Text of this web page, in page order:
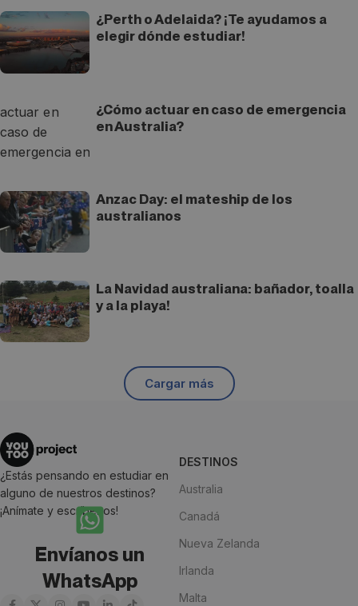
¿Perth o Adelaida? ¡Te ayudamos a
elegir dónde estudiar!
¿Cómo actuar en caso de emergencia
en Australia?
Anzac Day: el mateship de los
australianos
La Navidad australiana: bañador, toalla
y a la playa!
Cargar más
¿Estás pensando en estudiar en
alguno de nuestros destinos?
¡Anímate y escríbenos!
Envíanos un
WhatsApp
DESTINOS
Australia
Canadá
Nueva Zelanda
Irlanda
Malta